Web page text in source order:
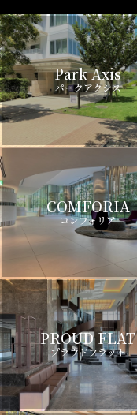
Park Axis
パークアクシス
COMFORIA
コンフォリア
PROUD FLAT
プラウドフラット